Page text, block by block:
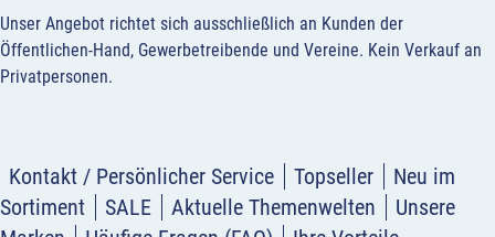
Unser Angebot richtet sich ausschließlich an Kunden der
Öffentlichen-Hand, Gewerbetreibende und Vereine. Kein Verkauf an
Privatpersonen.
Kontakt / Persönlicher Service Topseller
Neu im
Sortiment
SALE Aktuelle Themenwelten
Unsere